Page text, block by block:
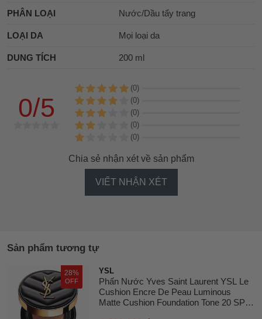
PHÂN LOẠI Nước/Dầu tẩy trang
LOẠI DA Mọi loại da
DUNG TÍCH 200 ml
0/5
(0)
(0)
(0)
(0)
(0)
Chia sẻ nhận xét về sản phẩm
VIẾT NHẬN XÉT
Sản phẩm tương tự
28%
OFF
YSL
Phấn Nước Yves Saint Laurent YSL Le
Cushion Encre De Peau Luminous
Matte Cushion Foundation Tone 20 SPF